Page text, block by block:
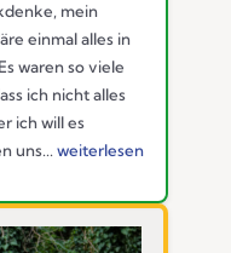
mein
einmal alles in
waren so viele
ich nicht alles
ich will es
uns... weiterlesen